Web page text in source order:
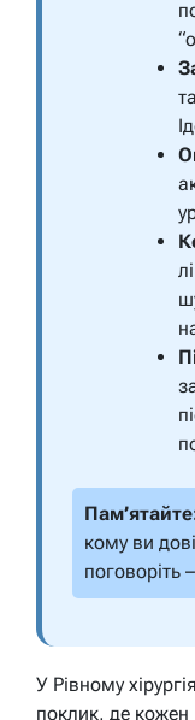
кому ви
поговоріть
У Рівному
поклик, де